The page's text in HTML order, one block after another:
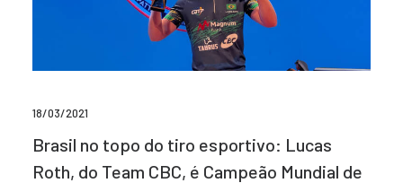
18/03/2021
Brasil no topo do tiro esportivo: Lucas
Roth, do Team CBC, é Campeão Mundial de